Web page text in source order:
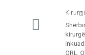
Kirurgji
ORL,